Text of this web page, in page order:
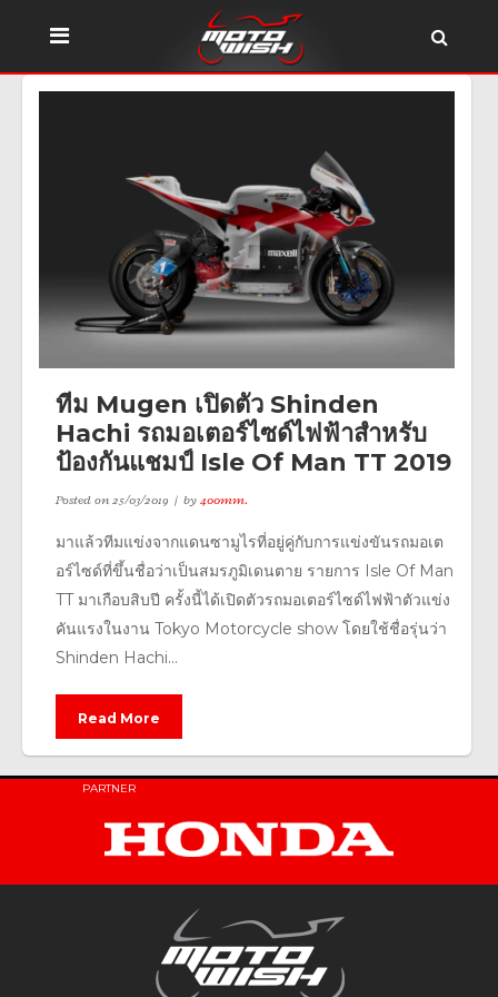
ทีม Mugen เปิดตัว Shinden
Hachi รถมอเตอร์ไซด์ไฟฟ้าสำหรับ
ป้องกันแชมป์ Isle Of Man TT 2019
Posted on25/03/2019 by400mm.
มาแล้วทีมแข่งจากแดนซามูไรที่อยู่คู่กับการแข่งขันรถมอเต
อร์ไซด์ที่ขึ้นชื่อว่าเป็นสมรภูมิเดนตาย รายการ Isle Of Man
TT มาเกือบสิบปี ครั้งนี้ได้เปิดตัวรถมอเตอร์ไซด์ไฟฟ้าตัวแข่ง
คันแรงในงาน Tokyo Motorcycle show โดยใช้ชื่อรุ่นว่า
Shinden Hachi...
Read More
PARTNER